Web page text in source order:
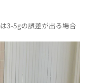
3-5gの誤差が出る場合